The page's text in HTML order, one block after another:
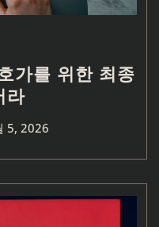
가를 위한 최종
라
5, 2026